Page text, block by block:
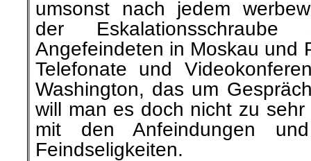
umsonst nach jedem
der
Angefeindeten in Moskau und
Telefonate und
Washington, das um
will man es doch nicht zu
mit den Anfeindungen
Feindseligkeiten.